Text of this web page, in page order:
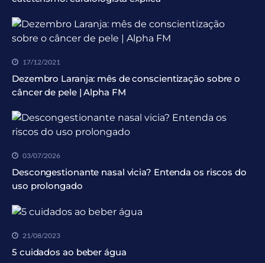
17/12/2021
Dezembro Laranja: mês de conscientização sobre o
câncer de pele | Alpha FM
03/07/2026
Descongestionante nasal vicia? Entenda os riscos do
uso prolongado
21/08/2023
5 cuidados ao beber água